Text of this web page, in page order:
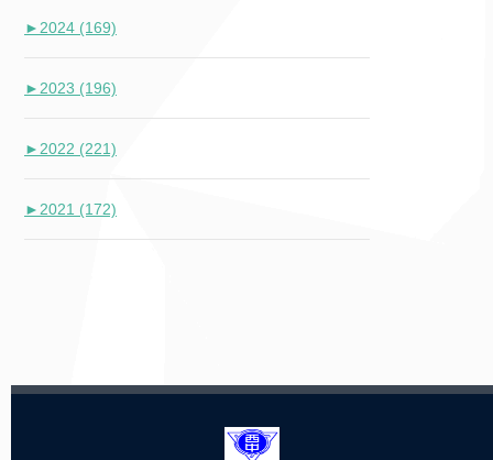
►2024 (169)
►2023 (196)
►2022 (221)
►2021 (172)